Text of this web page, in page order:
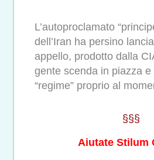
L’autoproclamato
dell’Iran ha persino
appello, prodotto dalla
gente scenda in piazza e
“regime” proprio al
§§§
Aiutate Stilum